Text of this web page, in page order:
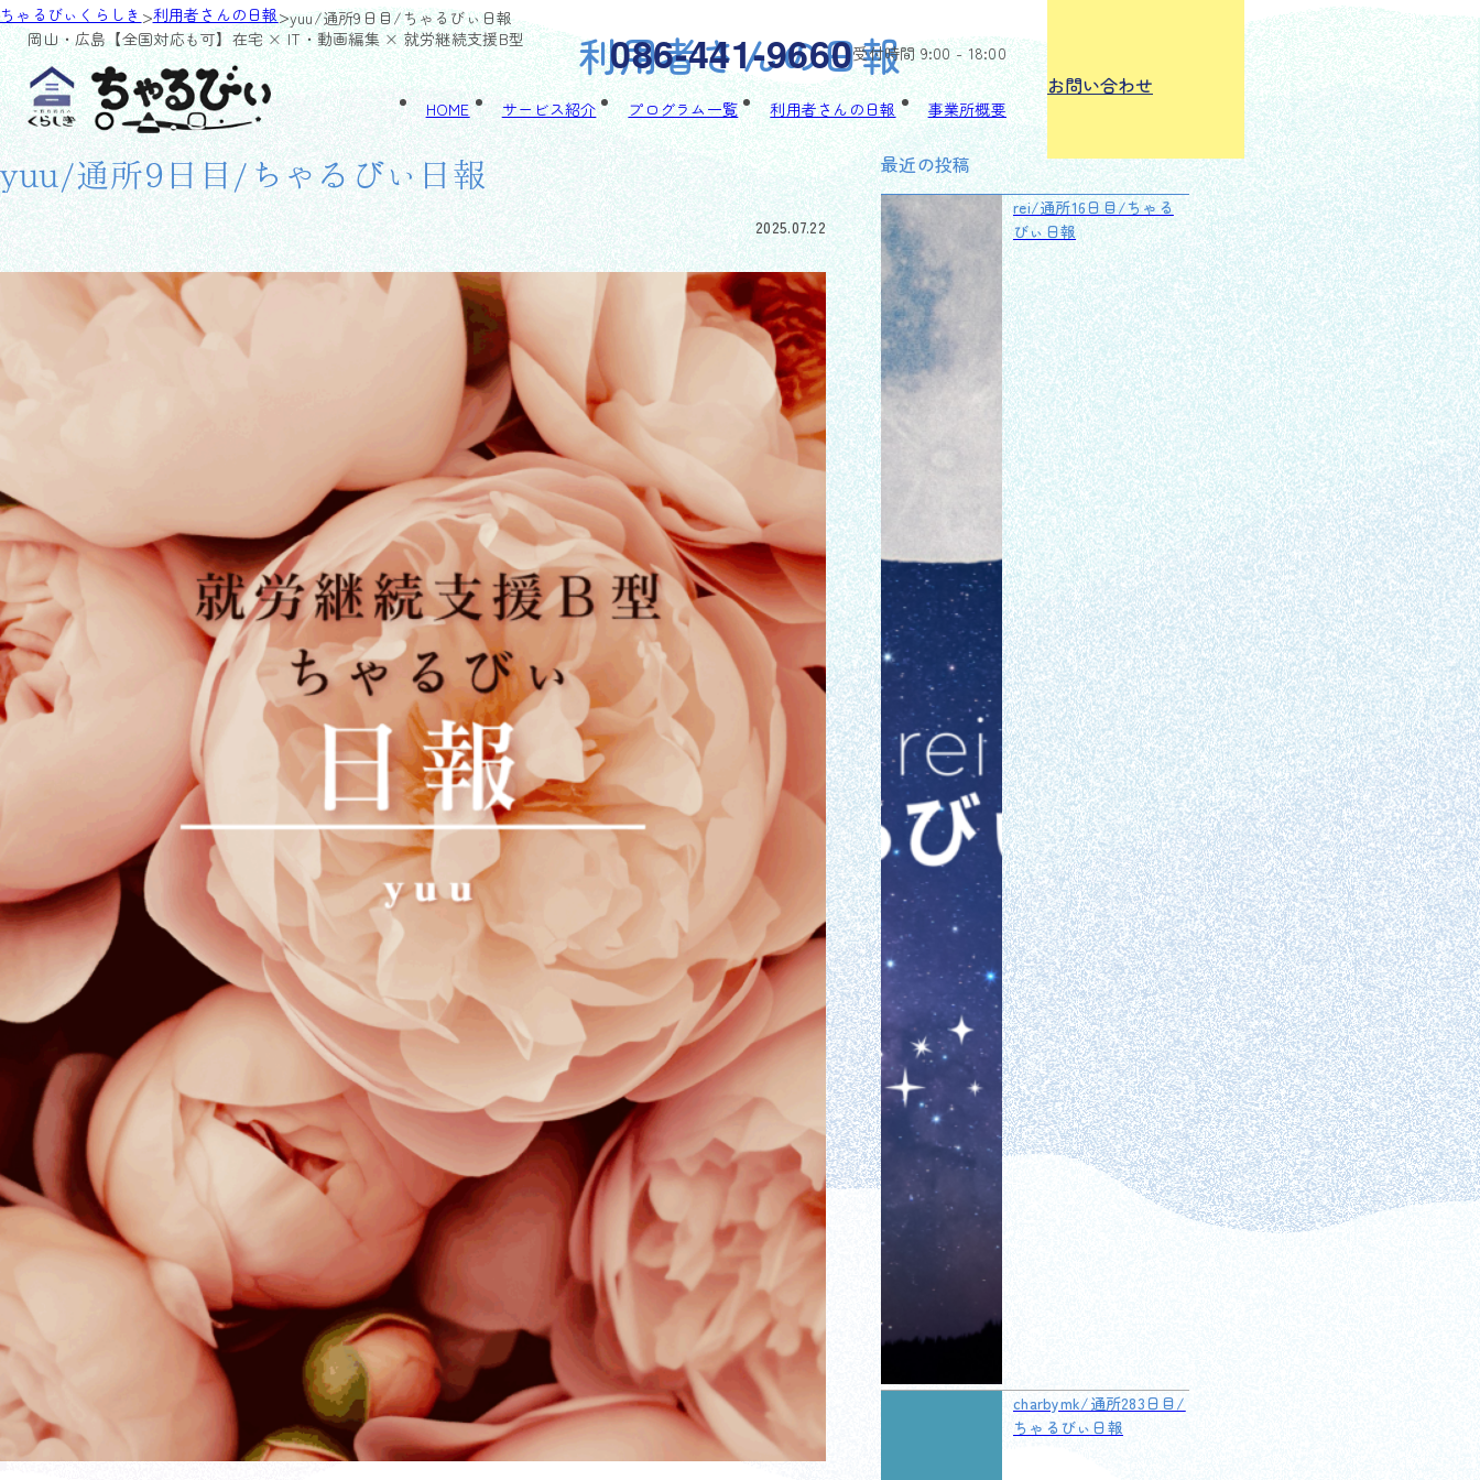
岡山・広島【全国対応も可】在宅 × IT・動画編集 × 就労継続支援B型 086-441-9660受付時間 9:00 - 18:00
HOME サービス紹介 プログラム一覧 利用者さんの日報 事業所概要
お問い合わせ
ちゃるびぃくらしき>利用者さんの日報>yuu/通所9日目/ちゃるびぃ日報
利用者さんの日報
yuu/通所9日目/ちゃるびぃ日報
2025.07.22
最近の投稿
rei/通所16日目/ちゃる
びぃ日報
charbymk/通所283日目/
ちゃるびぃ日報